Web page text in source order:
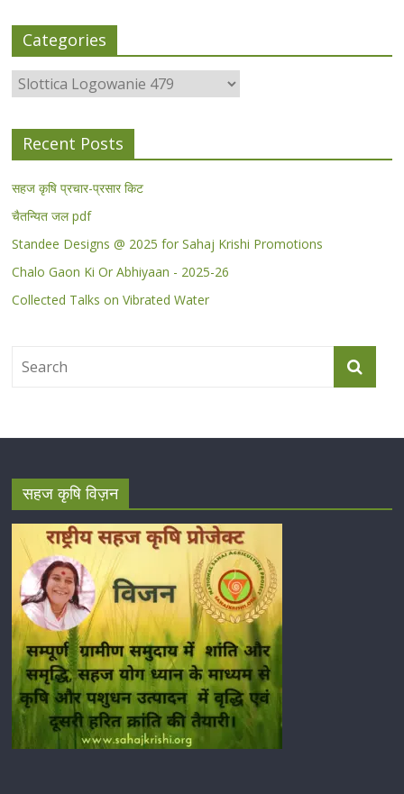
Categories
Categories
Recent Posts
सहज कृषि प्रचार-प्रसार किट
चैतन्यित जल pdf
Standee Designs @ 2025 for Sahaj Krishi Promotions
Chalo Gaon Ki Or Abhiyaan - 2025-26
Collected Talks on Vibrated Water
सहज कृषि विज़न